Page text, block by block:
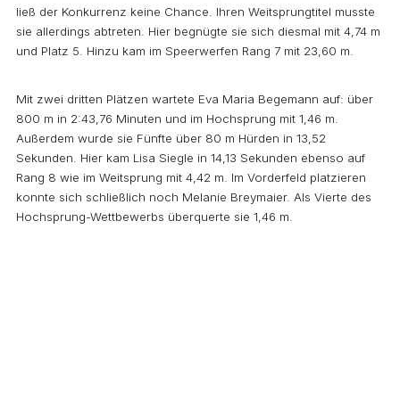
ließ der Konkurrenz keine Chance. Ihren Weitsprungtitel musste
sie allerdings abtreten. Hier begnügte sie sich diesmal mit 4,74 m
und Platz 5. Hinzu kam im Speerwerfen Rang 7 mit 23,60 m.
Mit zwei dritten Plätzen wartete Eva Maria Begemann auf: über
800 m in 2:43,76 Minuten und im Hochsprung mit 1,46 m.
Außerdem wurde sie Fünfte über 80 m Hürden in 13,52
Sekunden. Hier kam Lisa Siegle in 14,13 Sekunden ebenso auf
Rang 8 wie im Weitsprung mit 4,42 m. Im Vorderfeld platzieren
konnte sich schließlich noch Melanie Breymaier. Als Vierte des
Hochsprung-Wettbewerbs überquerte sie 1,46 m.